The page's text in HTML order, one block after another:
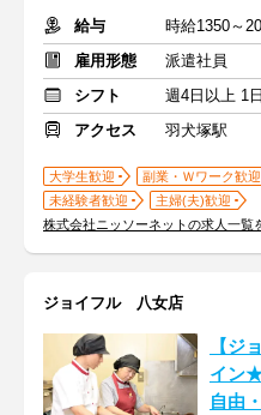
給与
時給1350～
雇用形態
派遣社員
シフト
週4日以上 1
アクセス
羽犬塚駅
大学生歓迎 副業・Ｗワーク歓迎
未経験者歓迎
主婦(夫)歓迎
株式会社ニッソーネットの求人一覧
ジョイフル 八女店
【ジ
イン
自由